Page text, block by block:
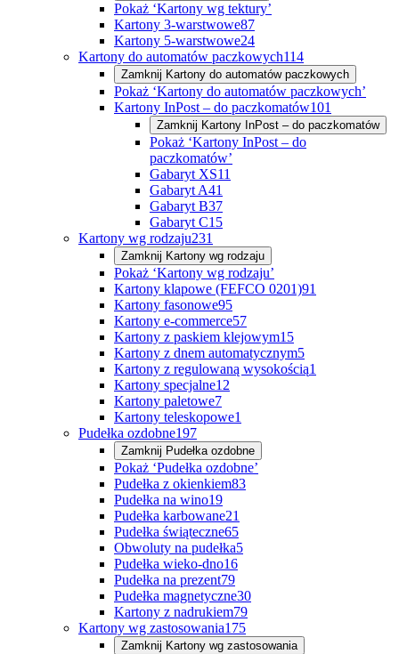
Pokaż ‘Kartony wg tektury’
Kartony 3-warstwowe87
Kartony 5-warstwowe24
Kartony do automatów paczkowych114
Zamknij Kartony do automatów paczkowych
Pokaż ‘Kartony do automatów paczkowych’
Kartony InPost – do paczkomatów101
Zamknij Kartony InPost – do paczkomatów
Pokaż ‘Kartony InPost – do
paczkomatów’
Gabaryt XS11
Gabaryt A41
Gabaryt B37
Gabaryt C15
Kartony wg rodzaju231
Zamknij Kartony wg rodzaju
Pokaż ‘Kartony wg rodzaju’
Kartony klapowe (FEFCO 0201)91
Kartony fasonowe95
Kartony e-commerce57
Kartony z paskiem klejowym15
Kartony z dnem automatycznym5
Kartony z regulowaną wysokością1
Kartony specjalne12
Kartony paletowe7
Kartony teleskopowe1
Pudełka ozdobne197
Zamknij Pudełka ozdobne
Pokaż ‘Pudełka ozdobne’
Pudełka z okienkiem83
Pudełka na wino19
Pudełka karbowane21
Pudełka świąteczne65
Obwoluty na pudełka5
Pudełka wieko-dno16
Pudełka na prezent79
Pudełka magnetyczne30
Kartony z nadrukiem79
Kartony wg zastosowania175
Zamknij Kartony wg zastosowania